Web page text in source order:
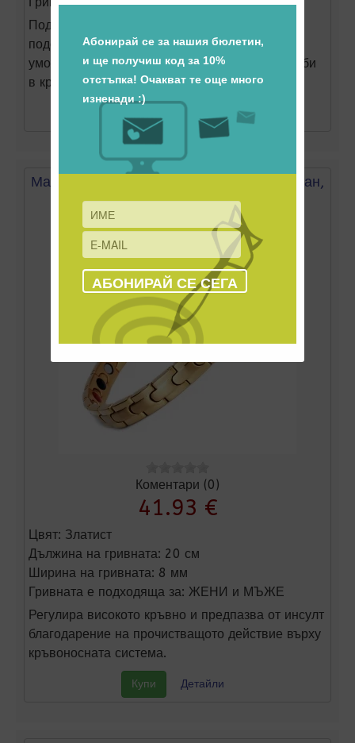
Подобрява състоянието на организма и
подобрява тонуса. Облекчава сковаността и
умората. Предпазва от образуването на тромби
в кръвоносните съдове.
Магнитна гривна за високо кръвно от титан,
Унисекс Златиста(Код:T-414
Коментари (0)
41.93 €
Цвят: Златист
Дължина на гривната: 20 см
Ширина на гривната: 8 мм
Гривната е подходяща за: ЖЕНИ и МЪЖЕ
Регулира високото кръвно и предпазва от инсулт
благодарение на прочистващото действие върху
кръвоносната система.
Купи Детайли